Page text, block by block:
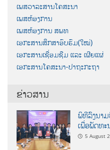
ເພສວາລະສານໂຄສະນາ
ເພສຫ້ອງການ
ເພສຫ້ອງການ ສພທ
ເອກະສານສຶກສາອົບຮົມ(ໃໝ່)
ເອກະສານເຊື່ອມຊືມ ແລະ ເຜີຍແຜ່
ເອກະສານໂຄສະນາ-ປາຖະກະຖາ
ຂ່າວສານ
ພິທີລົງນາ
ເພື່ອພັດທ
5 August